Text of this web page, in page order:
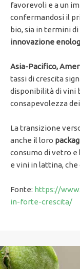
favorevoli e a un
confermandosi il
bio, sia in termini di
innovazione
Asia-Pacifico,
tassi di crescita
disponibilità di vini
consapevolezza
La transizione
anche il loro
consumo di vetro e
e vini in lattina,
Fonte: https://
in-forte-crescita/